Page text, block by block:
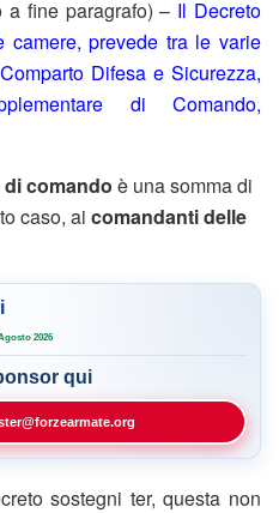
fine paragrafo) – Il Decreto
prevede tra le varie
Difesa e Sicurezza,
di Comando,
comando è una somma di
caso, ai comandanti delle
2026
qui
sostegni ter, questa non